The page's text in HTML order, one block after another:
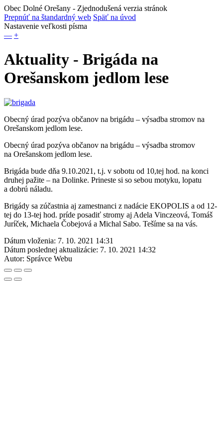
Obec Dolné Orešany - Zjednodušená verzia stránok
Prepnúť na štandardný web Späť na úvod
Nastavenie veľkosti písma
— +
Aktuality - Brigáda na
Orešanskom jedlom lese
Obecný úrad pozýva občanov na brigádu – výsadba stromov na
Orešanskom jedlom lese.
Obecný úrad pozýva občanov na brigádu – výsadba stromov
na Orešanskom jedlom lese.
Brigáda bude dňa 9.10.2021, t.j. v sobotu od 10,tej hod. na konci
druhej pažite – na Dolinke. Prineste si so sebou motyku, lopatu
a dobrú náladu.
Brigády sa zúčastnia aj zamestnanci z nadácie EKOPOLIS a od 12-
tej do 13-tej hod. príde posadiť stromy aj Adela Vinczeová, Tomáš
Juríček, Michaela Čobejová a Michal Sabo. Tešíme sa na vás.
Dátum vloženia: 7. 10. 2021 14:31
Dátum poslednej aktualizácie: 7. 10. 2021 14:32
Autor: Správce Webu